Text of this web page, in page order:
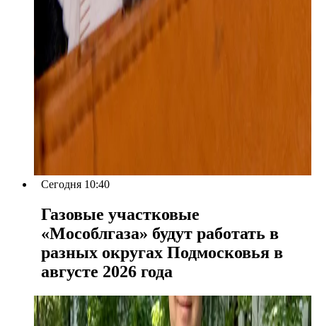
Сегодня 10:40
Газовые участковые
«Мособлгаза» будут работать в
разных округах Подмосковья в
августе 2026 года